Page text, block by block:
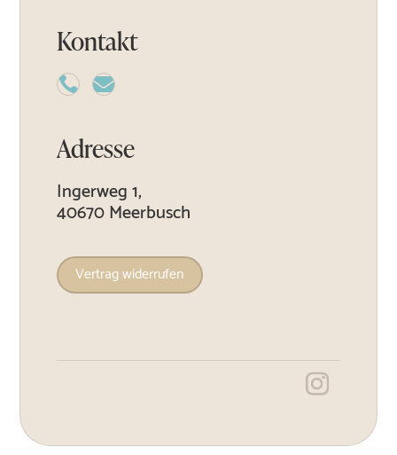
Kontakt
 
Adresse
Ingerweg 1,
40670 Meerbusch
Vertrag widerrufen